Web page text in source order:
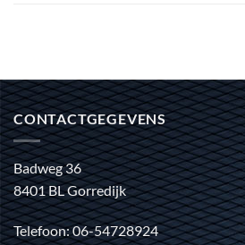
CONTACTGEGEVENS
Badweg 36
8401 BL Gorredijk
Telefoon: 06-54728924